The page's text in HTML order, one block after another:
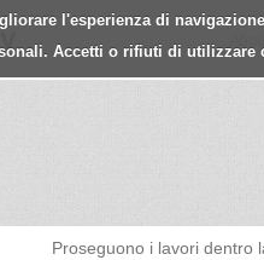
l'esperienza di
Accetti o rifiuti di utilizzare
Proseguono i lavori dentro